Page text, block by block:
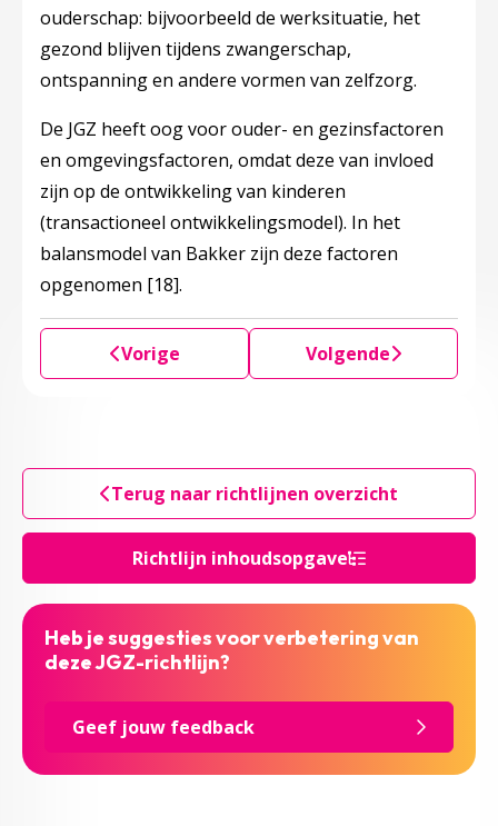
Richtlijn inhoudsopgave
ouderschap: bijvoorbeeld de werksituatie, het
gezond blijven tijdens zwangerschap,
ontspanning en andere vormen van zelfzorg.
De JGZ heeft oog voor ouder- en gezinsfactoren
en omgevingsfactoren, omdat deze van invloed
zijn op de ontwikkeling van kinderen
(transactioneel ontwikkelingsmodel). In het
balansmodel van Bakker zijn deze factoren
opgenomen [18].
Vorige Volgende
Terug naar richtlijnen overzicht
Heb je suggesties voor verbetering van
deze JGZ-richtlijn?
Geef jouw feedback